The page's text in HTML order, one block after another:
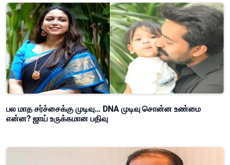
பல மாத சர்ச்சைக்கு முடிவு… DNA முடிவு சொன்ன உண்மை
என்ன? ஜாய் உருக்கமான பதிவு